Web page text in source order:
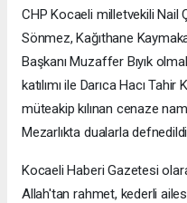
CHP Kocaeli milletvekili Nail
Sönmez, Kağıthane
Başkanı Muzaffer Bıyık
katılımı ile Darıca Hacı
müteakip kılınan cenaze
Mezarlıkta dualarla
Kocaeli Haberi Gazetesi
Allah'tan rahmet, kederli